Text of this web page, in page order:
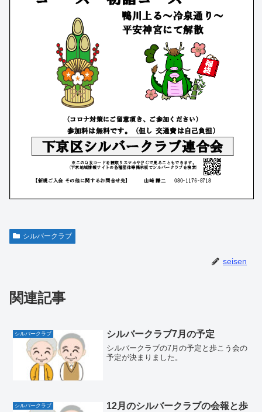
シルバークラブ
seisen
関連記事
シルバークラブ シルバークラブ7月の予定
シルバークラブの7月の予定と歩こう会の
予定が決まりました。
シルバークラブ
12月のシルバークラブの会報と歩